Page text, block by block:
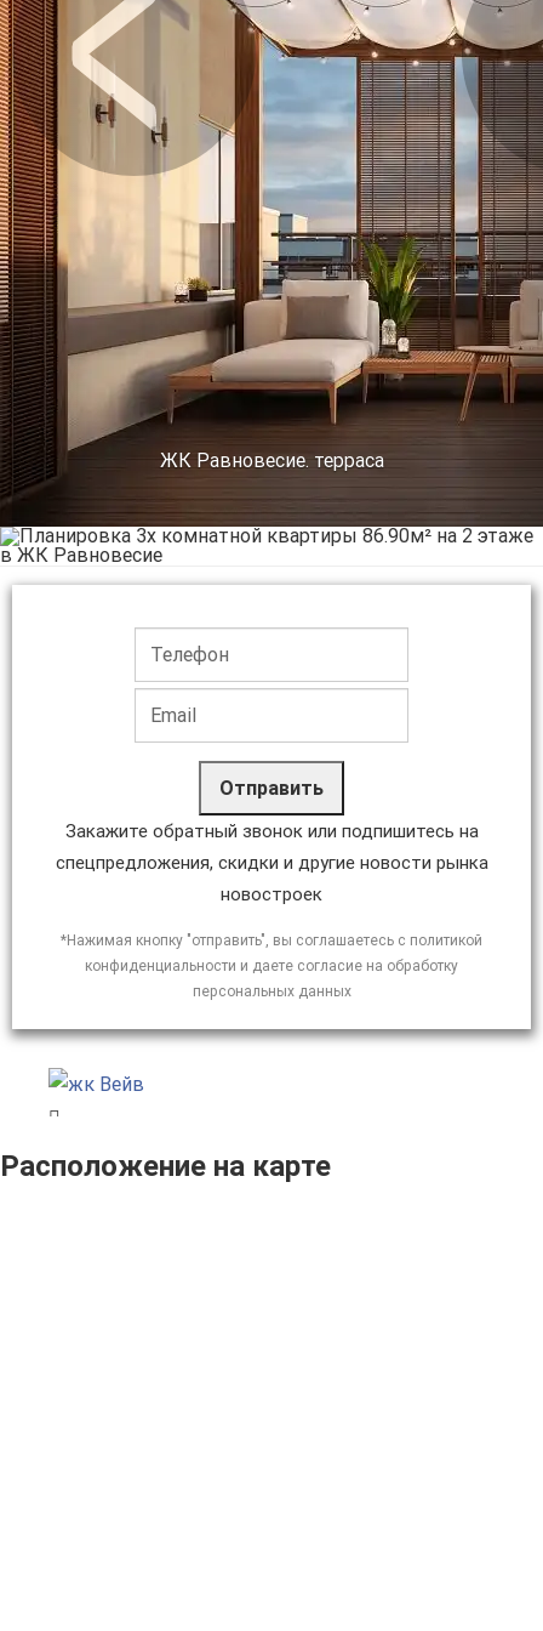
ЖК Равновесие. терраса
Предыдущее
Отправить
Закажите обратный звонок или подпишитесь на
спецпредложения, скидки и другие новости рынка
новостроек
*Нажимая кнопку "отправить", вы соглашаетесь с политикой
конфиденциальности и даете согласие на обработку
персональных данных
Расположение на карте